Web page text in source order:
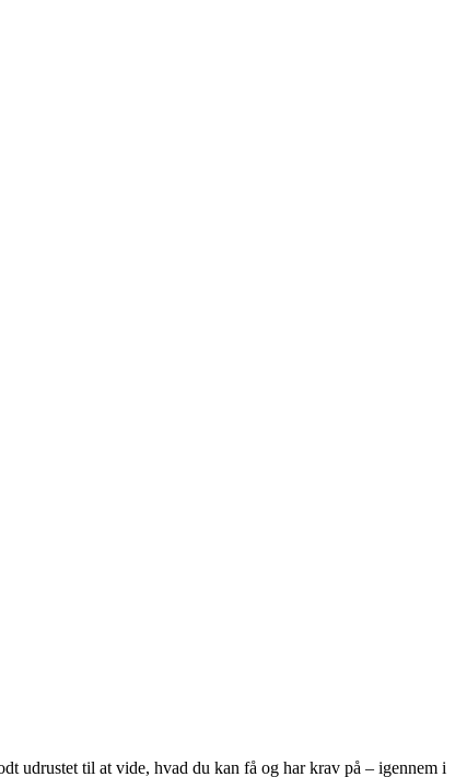
udrustet til at vide, hvad du kan få og har krav på – igennem i